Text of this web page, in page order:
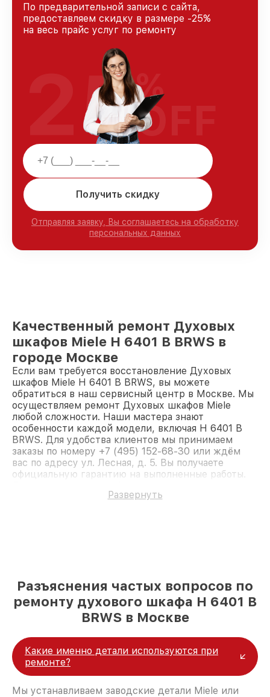
По предварительной записи с сайта,
предоставляем скидку в размере -25%
на весь прайс услуг по ремонту
Получить скидку
Отправляя заявку, Вы соглашаетесь на обработку
персональных данных
25%
OFF
Качественный ремонт Духовых
шкафов Miele H 6401 B BRWS в
городе Москве
Если вам требуется восстановление Духовых
шкафов Miele H 6401 B BRWS, вы можете
обратиться в наш сервисный центр в Москве. Мы
осуществляем ремонт Духовых шкафов Miele
любой сложности. Наши мастера знают
особенности каждой модели, включая H 6401 B
BRWS. Для удобства клиентов мы принимаем
заказы по номеру +7 (495) 152-68-30 или ждём
вас по адресу ул. Лесная, д. 5. Вы получаете
официальную гарантию на выполненные работы.
Развернуть
Разъяснения частых вопросов по
ремонту духового шкафа H 6401 B
BRWS в Москве
Какие именно детали используются при
ремонте?
Мы устанавливаем заводские детали Miele или